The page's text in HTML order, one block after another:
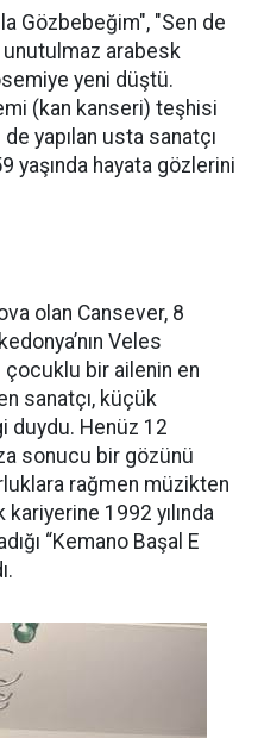
Gözbebeğim", "Sen de
arabesk
yeni düştü.
(kan kanseri) teşhisi
yapılan usta sanatçı
yaşında hayata gözlerini
olan Cansever, 8
Veles
çocuklu bir ailenin en
sanatçı, küçük
duydu. Henüz 12
sonucu bir gözünü
rağmen müzikten
1992 yılında
“Kemano Başal E